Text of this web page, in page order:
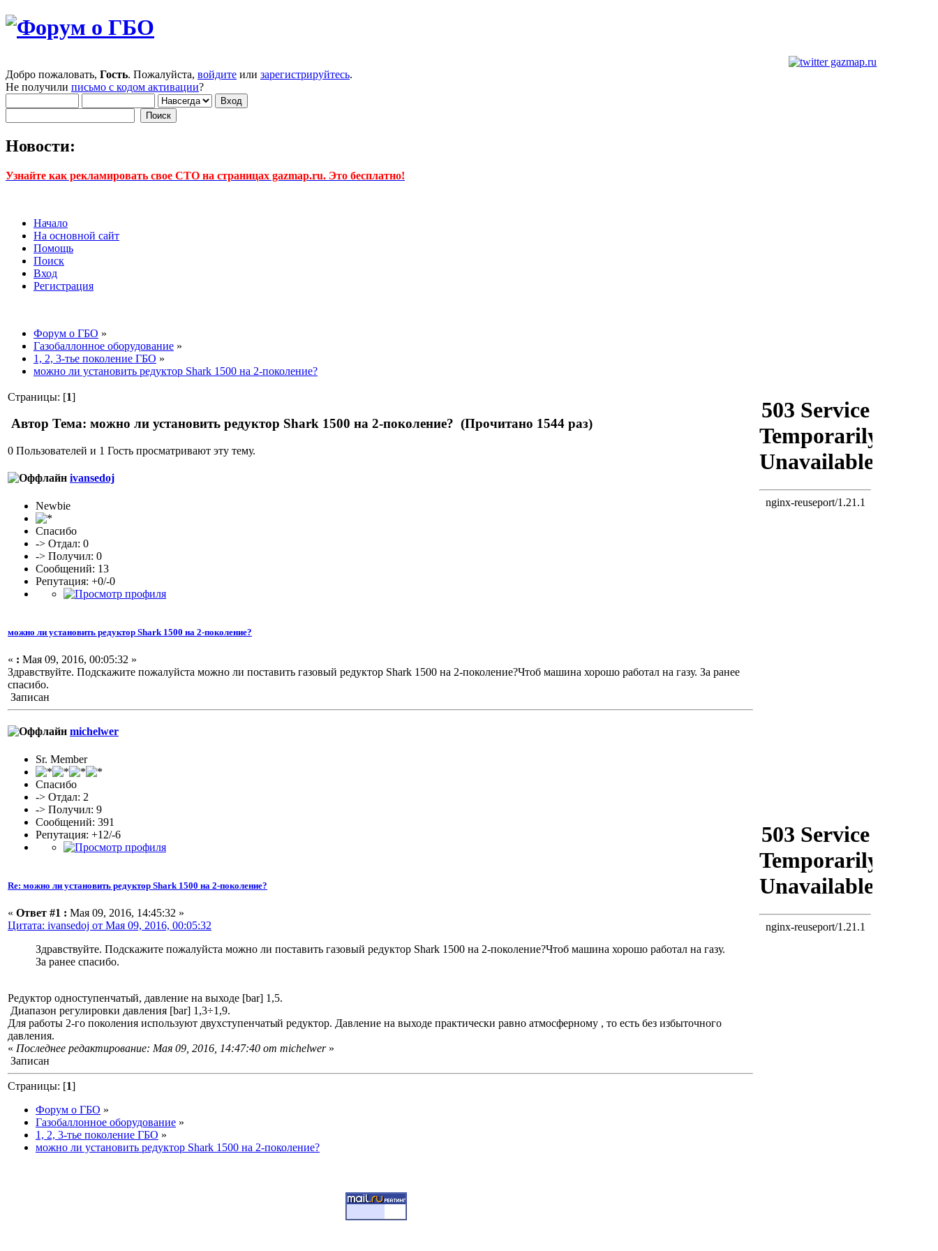
Добро пожаловать, Гость. Пожалуйста, войдите или зарегистрируйтесь.
Не получили письмо с кодом активации?
Новости:
Узнайте как рекламировать свое СТО на страницах gazmap.ru. Это бесплатно!
Начало
На основной сайт
Помощь
Поиск
Вход
Регистрация
Форум о ГБО »
Газобаллонное оборудование »
1, 2, 3-тье поколение ГБО »
можно ли установить редуктор Shark 1500 на 2-поколение?
Страницы: [1]
Автор Тема: можно ли установить редуктор Shark 1500 на 2-поколение? (Прочитано 1544 раз)
0 Пользователей и 1 Гость просматривают эту тему.
ivansedoj
Newbie
Спасибо
-> Отдал: 0
-> Получил: 0
Сообщений: 13
Репутация: +0/-0
можно ли установить редуктор Shark 1500 на 2-поколение?
« : Мая 09, 2016, 00:05:32 »
Здравствуйте. Подскажите пожалуйста можно ли поставить газовый редуктор Shark 1500 на 2-поколение?Чтоб машина хорошо работал на газу. За ранее
спасибо.
Записан
michelwer
Sr. Member
Спасибо
-> Отдал: 2
-> Получил: 9
Сообщений: 391
Репутация: +12/-6
Re: можно ли установить редуктор Shark 1500 на 2-поколение?
« Ответ #1 : Мая 09, 2016, 14:45:32 »
Цитата: ivansedoj от Мая 09, 2016, 00:05:32
Здравствуйте. Подскажите пожалуйста можно ли поставить газовый редуктор Shark 1500 на 2-поколение?Чтоб машина хорошо работал на газу.
За ранее спасибо.
Редуктор одноступенчатый, давление на выходе [bar] 1,5.
Диапазон регулировки давления [bar] 1,3÷1,9.
Для работы 2-го поколения используют двухступенчатый редуктор. Давление на выходе практически равно атмосферному , то есть без избыточного
давления.
« Последнее редактирование: Мая 09, 2016, 14:47:40 от michelwer»
Записан
Страницы: [1]
Форум о ГБО »
Газобаллонное оборудование »
1, 2, 3-тье поколение ГБО »
можно ли установить редуктор Shark 1500 на 2-поколение?